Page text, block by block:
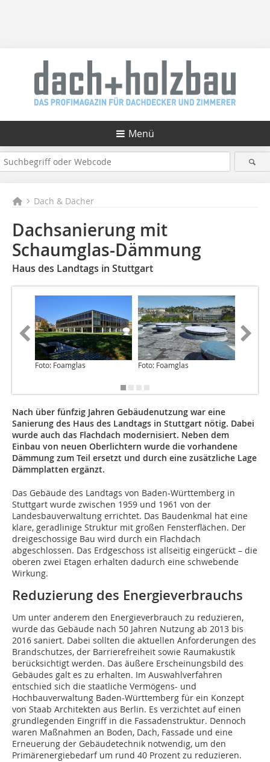
Menü
Dach & Dächer
Dachsanierung mit
Schaumglas-Dämmung
Haus des Landtags in Stuttgart
Foto: Foamglas Foto: Foamglas
Nach über fünfzig Jahren Gebäudenutzung war eine
Sanierung des Haus des Landtags in Stuttgart nötig. Dabei
wurde auch das Flachdach modernisiert. Neben dem
Einbau von neuen Oberlichtern wurde die vorhandene
Dämmung zum Teil ersetzt und durch eine zusätzliche Lage
Dämmplatten ergänzt.
Das Gebäude des Landtags von Baden-Württemberg in
Stuttgart wurde zwischen 1959 und 1961 von der
Landesbauverwaltung errichtet. Das Baudenkmal hat eine
klare, geradlinige Struktur mit großen Fensterflächen. Der
dreigeschossige Bau wird durch ein Flachdach
abgeschlossen. Das Erdgeschoss ist allseitig eingerückt – die
oberen zwei Etagen erhalten dadurch eine schwebende
Wirkung.
Reduzierung des Energieverbrauchs
Um unter anderem den Energieverbrauch zu reduzieren,
wurde das Gebäude nach 50 Jahren Nutzung ab 2013 bis
2016 saniert. Dabei sollten die aktuellen Anforderungen des
Brandschutzes, der Barrierefreiheit sowie Raumakustik
berücksichtigt werden. Das äußere Erscheinungsbild des
Gebäudes galt es zu erhalten. Im Auswahlverfahren
entschied sich die staatliche Vermögens- und
Hochbauverwaltung Baden-Württemberg für ein Konzept
von Staab Architekten aus Berlin. Es verzichtet auf einen
grundlegenden Eingriff in die Fassadenstruktur. Dennoch
waren Maßnahmen an Boden, Dach, Fassade und eine
Erneuerung der Gebäudetechnik notwendig, um den
Primärenergiebedarf um rund 40 Prozent zu reduzieren.